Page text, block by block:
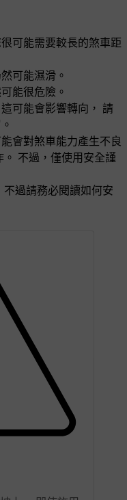
可能需要較長的煞車距
可能濕滑。
能很危險。
可能會影響轉向， 請
會對煞車能力產生不良
不過，僅使用安全謹
過請務必閱讀如何安